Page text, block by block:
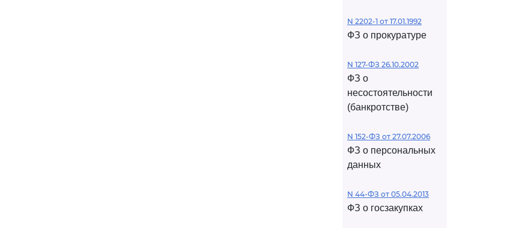
N 2202-1 от 17.01.1992
ФЗ о прокуратуре
N 127-ФЗ 26.10.2002
ФЗ о
несостоятельности
(банкротстве)
N 152-ФЗ от 27.07.2006
ФЗ о персональных
данных
N 44-ФЗ от 05.04.2013
ФЗ о госзакупках